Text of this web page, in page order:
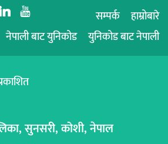
r सम्पर्क
हाम्रोबारे
नेपाली बाट युनिकोड
युनिकोड बाट नेपाली
सुनसरी, कोशी, नेपाल